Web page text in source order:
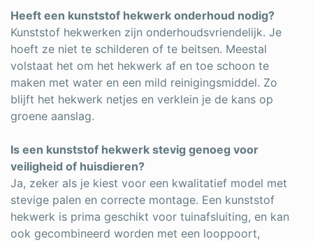
Heeft een kunststof hekwerk onderhoud nodig?
Kunststof hekwerken zijn onderhoudsvriendelijk. Je
hoeft ze niet te schilderen of te beitsen. Meestal
volstaat het om het hekwerk af en toe schoon te
maken met water en een mild reinigingsmiddel. Zo
blijft het hekwerk netjes en verklein je de kans op
groene aanslag.
Is een kunststof hekwerk stevig genoeg voor
veiligheid of huisdieren?
Ja, zeker als je kiest voor een kwalitatief model met
stevige palen en correcte montage. Een kunststof
hekwerk is prima geschikt voor tuinafsluiting, en kan
ook gecombineerd worden met een looppoort,